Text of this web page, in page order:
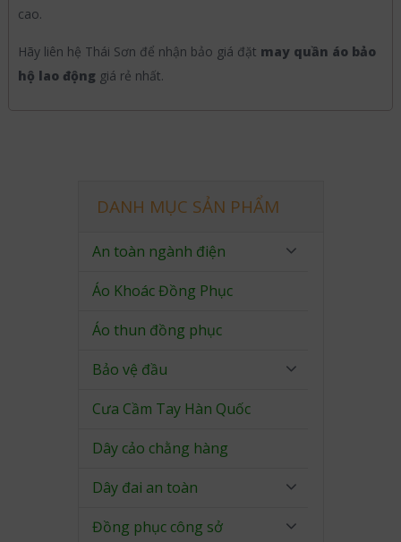
cao.
Hãy liên hệ Thái Sơn để nhận bảo giá đặt may quần áo bảo
hộ lao động giá rẻ nhất.
DANH MỤC SẢN PHẨM
An toàn ngành điện
Áo Khoác Đồng Phục
Áo thun đồng phục
Bảo vệ đầu
Cưa Cầm Tay Hàn Quốc
Dây cảo chằng hàng
Dây đai an toàn
Đồng phục công sở